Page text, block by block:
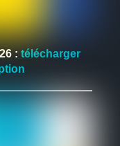
: télécharger